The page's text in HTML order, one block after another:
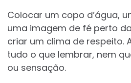
Colocar um copo d’água,
uma imagem de fé perto
criar um clima de respeito.
tudo o que lembrar, nem
ou sensação.